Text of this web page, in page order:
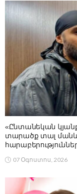
«Ընտանեկան
տարածք տալ
07 Օգոստոս, 2026